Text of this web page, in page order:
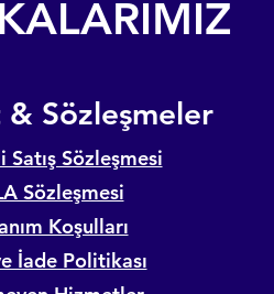
Sözleşmeler
Satış Sözleşmesi
Sözleşmesi
Koşulları
İade Politikası